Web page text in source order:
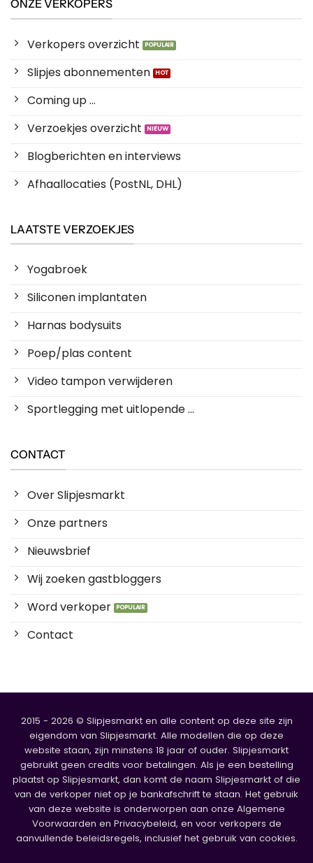
ONZE VERKOPERS
Verkopers overzicht
Slipjes abonnementen
Coming up ...
Verzoekjes overzicht
Blogberichten en interviews
Afhaallocaties (PostNL, DHL)
LAATSTE VERZOEKJES
Yogabroek
Siliconen implantaten
Harnas bodysuits
Poep/plas content
Video tampon verwijderen
Sportlegging met uitlopende ...
CONTACT
Over Slipjesmarkt
Onze partners
Nieuwsbrief
Wij zoeken gastbloggers
Word verkoper
Contact
2015 - 2026 © Slipjesmarkt en alle content op deze site zijn
eigendom van Slipjesmarkt. Alle modellen die op deze
website staan, zijn minstens 18 jaar of ouder. Slipjesmarkt
gebruikt geen credits voor betalingen. Als je een bestelling
plaatst op Slipjesmarkt, dan komt de naam Slipjesmarkt of die
van de verkoper niet op je bankafschrift te staan. Het gebruik
van deze website is onderworpen aan onze Algemene
Voorwaarden en Privacybeleid, en voor verkopers de
aanvullende beleidsregels, inclusief het gebruik van cookies.